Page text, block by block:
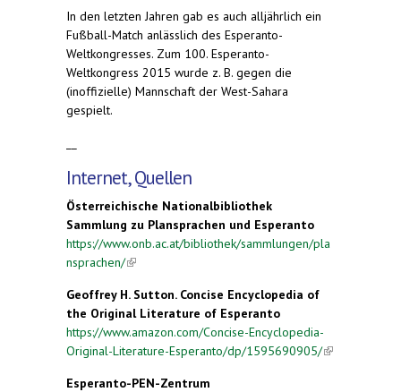
In den letzten Jahren gab es auch alljährlich ein
Fußball-Match anlässlich des Esperanto-
Weltkongresses. Zum 100. Esperanto-
Weltkongress 2015 wurde z. B. gegen die
(inoffizielle) Mannschaft der West-Sahara
gespielt.
Internet, Quellen
Österreichische Nationalbibliothek
Sammlung zu Plansprachen und Esperanto
https://www.onb.ac.at/bibliothek/sammlungen/pla
nsprachen/(link is external)
Geoffrey H. Sutton. Concise Encyclopedia of
the Original Literature of Esperanto
https://www.amazon.com/Concise-Encyclopedia-
Original-Literature-Esperanto/dp/1595690905/(link is
Esperanto-PEN-Zentrum